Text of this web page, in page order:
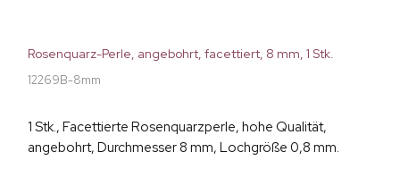
Rosenquarz-Perle, angebohrt, facettiert, 8 mm, 1 Stk.
12269B-8mm
1 Stk., Facettierte Rosenquarzperle, hohe Qualität,
angebohrt, Durchmesser 8 mm, Lochgröße 0,8 mm.